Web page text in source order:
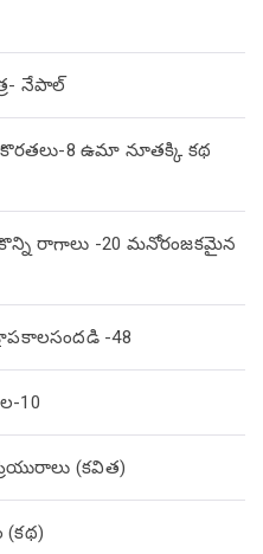
నేపాల్‌
కొరతలు-8 ఉమా నూతక్కి కథ
కొన్ని రాగాలు -20 మనోరంజకమైన
-48
10
(కవిత)
(కథ)